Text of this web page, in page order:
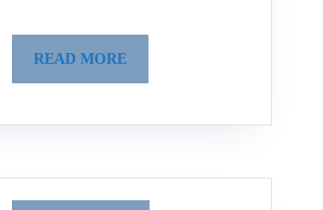
ma
una
READ MOREREAD
MORE